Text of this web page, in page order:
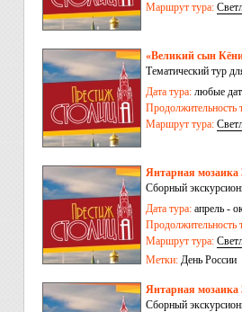
Маршрут тура:
«Великий сын
Тематический тур
Дата тура: любые
Продолжительность
Маршрут тура:
Янтарная мозаика
Сборный
Дата тура: апрель -
Продолжительность
Маршрут тура:
Метки: День России
Янтарная мозаика
Сборный